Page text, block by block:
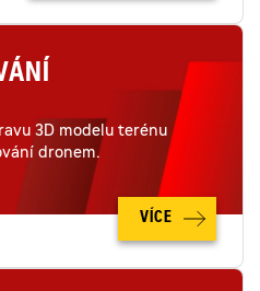
3D modelu terénu
dronem.
VÍCE